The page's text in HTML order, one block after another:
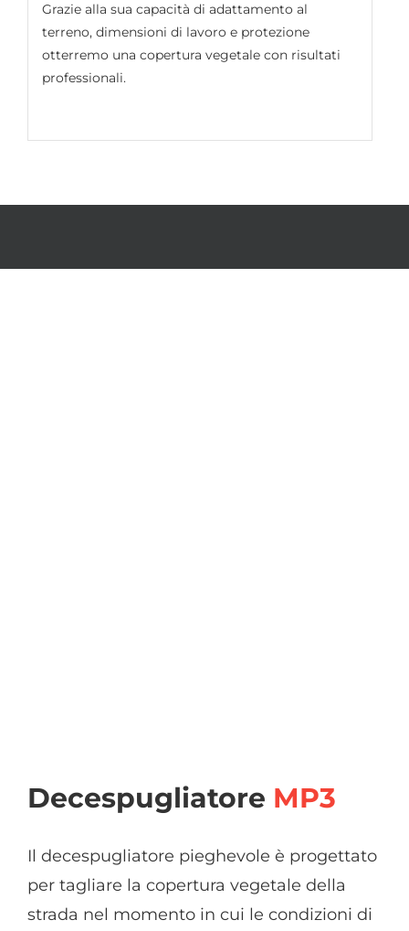
Grazie alla sua capacità di adattamento al
terreno, dimensioni di lavoro e protezione
otterremo una copertura vegetale con risultati
professionali.
Decespugliatore MP3
Il decespugliatore pieghevole è progettato
per tagliare la copertura vegetale della
strada nel momento in cui le condizioni di